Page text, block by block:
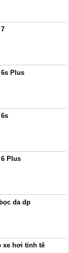
Plus
Plus
da dp
xe hơi tinh tế